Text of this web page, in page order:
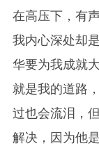
在高压下，有
我内心深处却
华要为我成就
就是我的道路
过也会流泪，
解决，因为他